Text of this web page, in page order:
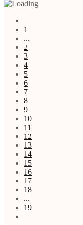
1
...
2
3
4
5
6
7
8
9
10
11
12
13
14
15
16
17
18
...
19